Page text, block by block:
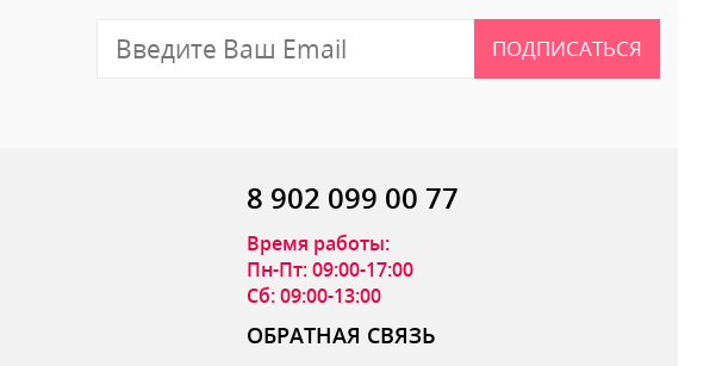
ПОДПИСАТЬСЯ
8 902 099 00 77
Время работы:
Пн-Пт: 09:00-17:00
Сб: 09:00-13:00
ОБРАТНАЯ СВЯЗЬ